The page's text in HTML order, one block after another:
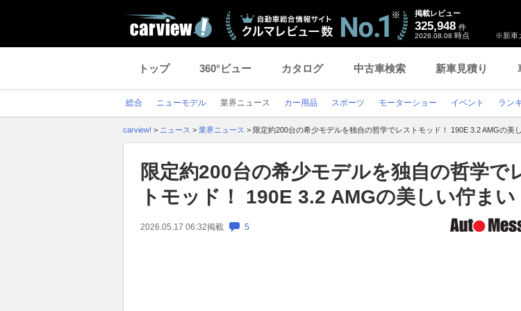
※新車
掲載レビュー
325,948 件
2026.08.08 時点
トップ 360°ビュー カタログ 中古車検索 新車見積り
総合 ニューモデル 業界ニュース カー用品 スポーツ モーターショー イベント ラン
carview! > ニュース > 業界ニュース > 限定約200台の希少モデルを独自の哲学でレストモッド！ 190E 3.2 AMGの美
限定約200台の希少モデルを独自の哲学で
トモッド！ 190E 3.2 AMGの美しい佇まい
2026.05.17 06:32掲載 5